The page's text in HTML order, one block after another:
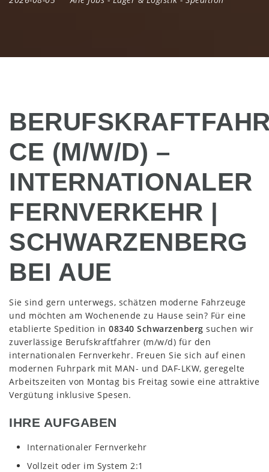
CE (M/W/D) –
INTERNATIONALER
FERNVERKEHR |
SCHWARZENBERG
BEI AUE
Sie sind gern unterwegs, schätzen moderne Fahrzeuge
und möchten am Wochenende zu Hause sein? Für eine
etablierte Spedition in 08340 Schwarzenberg suchen wir
zuverlässige Berufskraftfahrer (m/w/d) für den
internationalen Fernverkehr. Freuen Sie sich auf einen
modernen Fuhrpark mit MAN- und DAF-LKW, geregelte
Arbeitszeiten von Montag bis Freitag sowie eine attraktive
Vergütung inklusive Spesen.
IHRE AUFGABEN
Internationaler Fernverkehr
Vollzeit oder im System 2:1